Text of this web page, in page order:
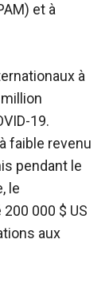
et à
à
19.
faible revenu
pendant le
le
000 $ US
aux